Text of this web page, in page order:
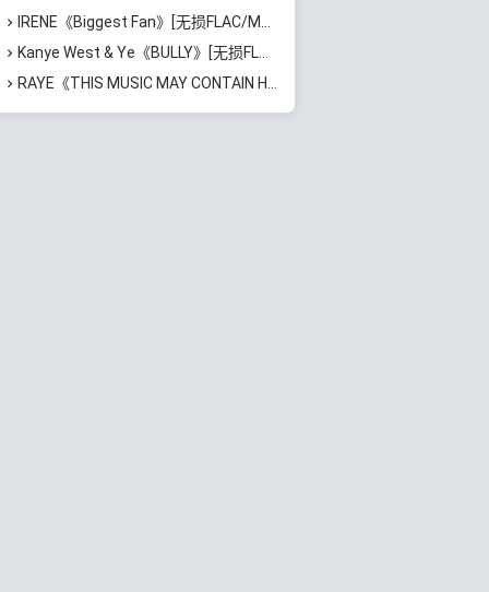
IRENE《Biggest Fan》[无损FLAC/MP3/687MB]百度云网盘下载
Kanye West & Ye《BULLY》[无损FLAC/MP3/718MB]百度云网盘下载
RAYE《THIS MUSIC MAY CONTAIN HOPE》[无损FLAC/MP3/1.15GB]百度云网盘下载